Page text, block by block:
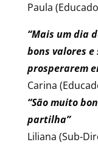
Paula
“Mais um dia
bons valores
prosperarem
Carina
“São muito
partilha”
Liliana (Sub-